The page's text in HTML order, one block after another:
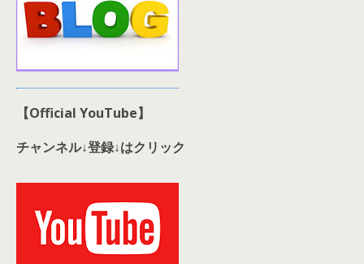
【Official YouTube】
チャンネル↓登録↓はクリック